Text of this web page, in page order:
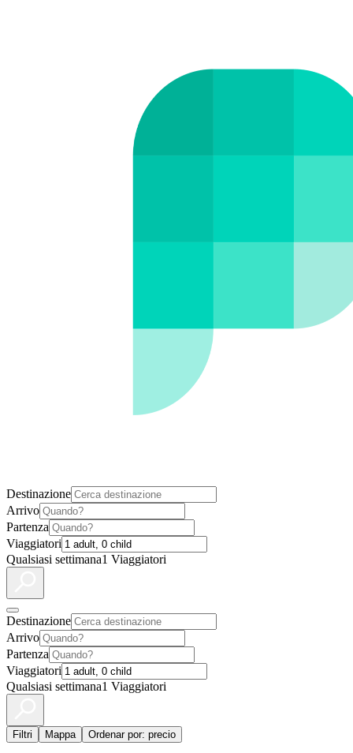
Destinazione
Arrivo
Partenza
Viaggiatori
Qualsiasi settimana1 Viaggiatori
Destinazione
Arrivo
Partenza
Viaggiatori
Qualsiasi settimana1 Viaggiatori
Filtri Mappa Ordenar por: precio